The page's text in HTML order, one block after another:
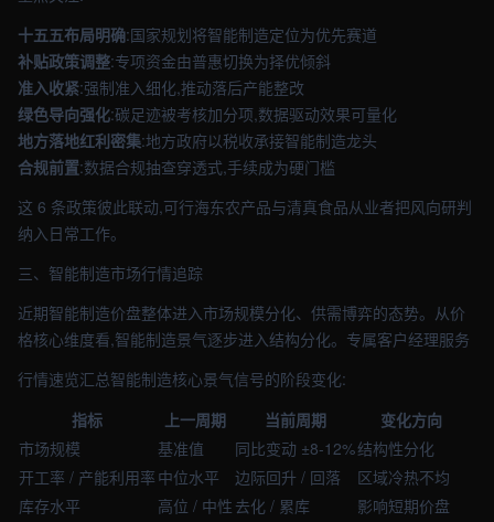
十五五布局明确:国家规划将智能制造定位为优先赛道
补贴政策调整:专项资金由普惠切换为择优倾斜
准入收紧:强制准入细化,推动落后产能整改
绿色导向强化:碳足迹被考核加分项,数据驱动效果可量化
地方落地红利密集:地方政府以税收承接智能制造龙头
合规前置:数据合规抽查穿透式,手续成为硬门槛
这 6 条政策彼此联动,可行海东农产品与清真食品从业者把风向研判
纳入日常工作。
三、智能制造市场行情追踪
近期智能制造价盘整体进入市场规模分化、供需博弈的态势。从价
格核心维度看,智能制造景气逐步进入结构分化。专属客户经理服务
行情速览汇总智能制造核心景气信号的阶段变化:
指标
上一周期 当前周期
变化方向
市场规模
基准值 同比变动 ±8-12%结构性分化
开工率 / 产能利用率 中位水平 边际回升 / 回落
区域冷热不均
库存水平
高位 / 中性 去化 / 累库
影响短期价盘